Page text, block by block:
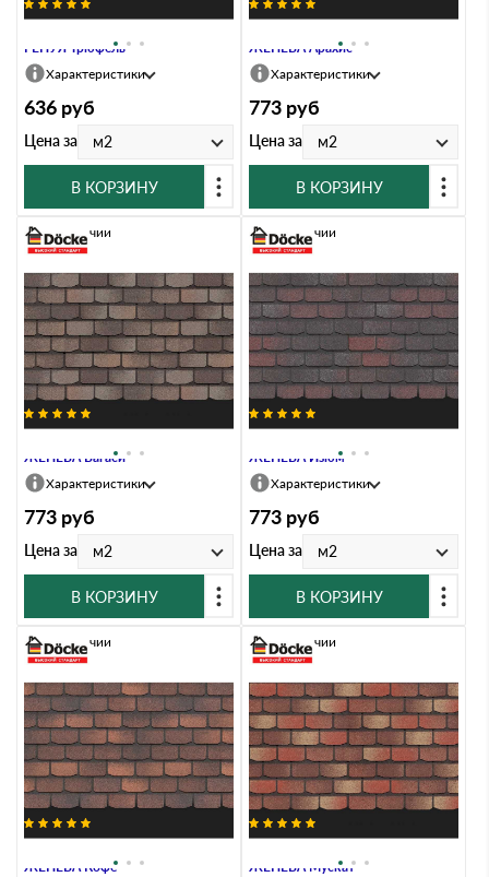
ГЕНУЯ Трюфель
Характеристики
636 руб
Цена за м2
В КОРЗИНУ
ЖЕНЕВА Арахис
Характеристики
773 руб
Цена за м2
В КОРЗИНУ
ЖЕНЕВА Вагаси
В наличии
Характеристики
773 руб
Цена за м2
В КОРЗИНУ
ЖЕНЕВА Изюм
В наличии
Характеристики
773 руб
Цена за м2
В КОРЗИНУ
ЖЕНЕВА Кофе
В наличии
ЖЕНЕВА Мускат
В наличии